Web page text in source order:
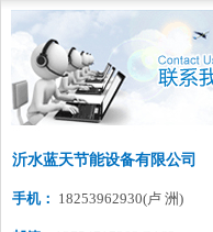
沂水蓝天节能设备有限公司
手机： 18253962930(卢 洲)